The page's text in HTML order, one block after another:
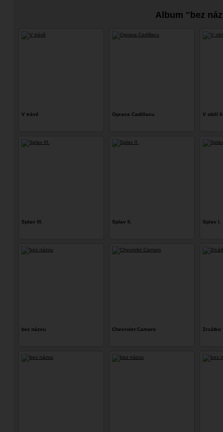
Album "bez
V trávě Oprava Cadillacu V obilí
Splav III. Splav II. Splav I.
bez názvu Chevrolet Camaro Zrcátko